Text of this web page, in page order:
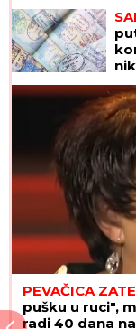
PEVAČICA
pušku u ruci",
radi 40 dana